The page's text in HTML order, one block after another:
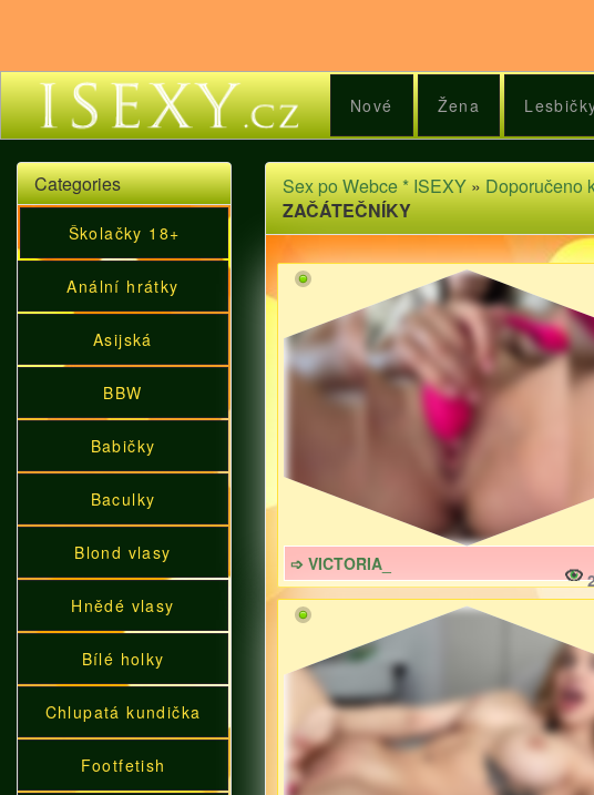
Nové Žena
Categories
Školačky 18+
Anální hrátky
Asijská
BBW
Babičky
Baculky
Blond vlasy
Hnědé vlasy
Bílé holky
Chlupatá kundička
Footfetish
Sex po Webce * ISEXY»Doporučeno
ZAČÁTEČNÍKY
➩ VICTORIA_